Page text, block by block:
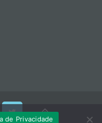
de Privacidade